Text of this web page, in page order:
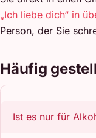
„Ich liebe dich“ in
Person, der Sie
Häufig
Ist es nur für